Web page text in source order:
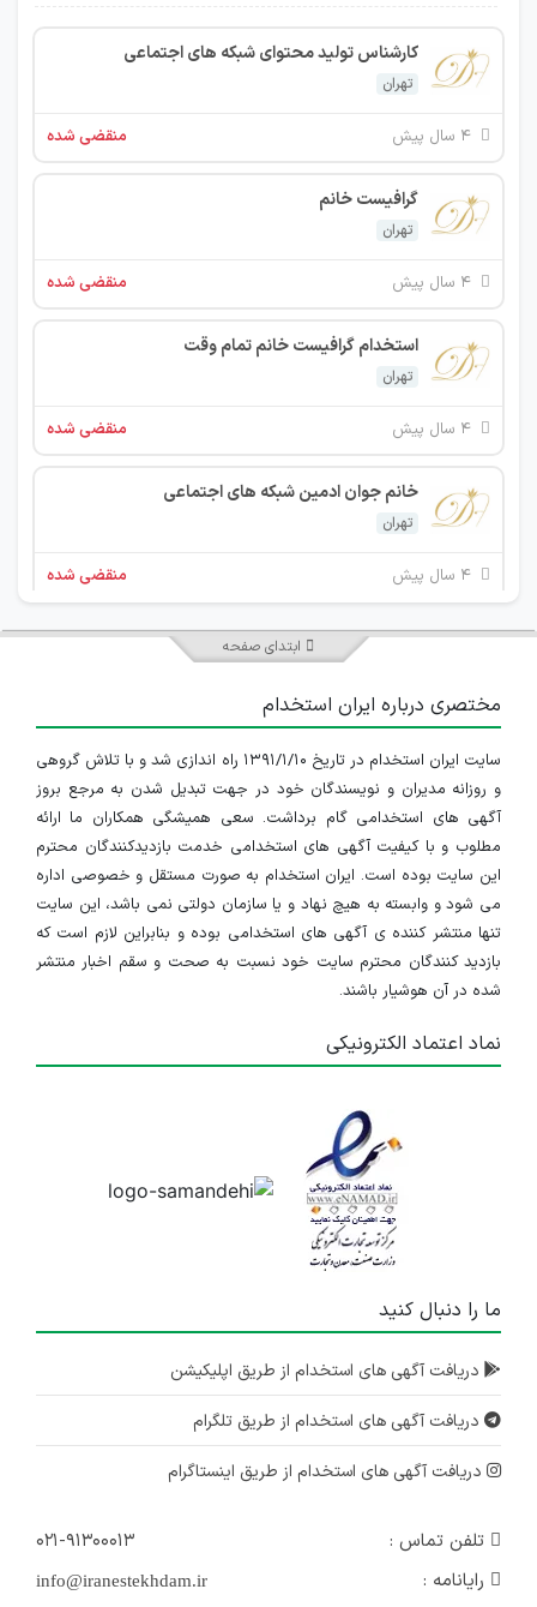
کارشناس تولید محتوای شبکه های اجتماعی
تهران
منقضی شده
گرافیست خانم
تهران
منقضی شده
استخدام گرافیست خانم تمام وقت
تهران
منقضی شده
خانم جوان ادمین شبکه های اجتماعی
تهران
منقضی شده
کارشناس دیجیتال مارکتینگ
۶ سال پیش منقضی شده
استخدام کارشناس شبکه های اجتماعی
تهران
۶ سال پیش منقضی شده
ابتدای صفحه
مختصری درباره ایران استخدام
سایت ایران استخدام در تاریخ ۱۳۹۱/۱/۱۰ راه اندازی شد و با تلاش گروهی
و روزانه مدیران و نویسندگان خود در جهت تبدیل شدن به مرجع بروز
آگهی های استخدامی گام برداشت. سعی همیشگی همکاران ما ارائه
مطلوب و با کیفیت آگهی های استخدامی خدمت بازدیدکنندگان محترم
این سایت بوده است. ایران استخدام به صورت مستقل و خصوصی اداره
می شود و وابسته به هیچ نهاد و یا سازمان دولتی نمی باشد، این سایت
تنها منتشر کننده ی آگهی های استخدامی بوده و بنابراین لازم است که
بازدید کنندگان محترم سایت خود نسبت به صحت و سقم اخبار منتشر
شده در آن هوشیار باشند.
نماد اعتماد الکترونیکی
ما را دنبال کنید
دریافت آگهی های استخدام از طریق اپلیکیشن
دریافت آگهی های استخدام از طریق تلگرام
دریافت آگهی های استخدام از طریق اینستاگرام
تلفن تماس :
۰۲۱-۹۱۳۰۰۰۱۳
رایانامه :
info@iranestekhdam.ir